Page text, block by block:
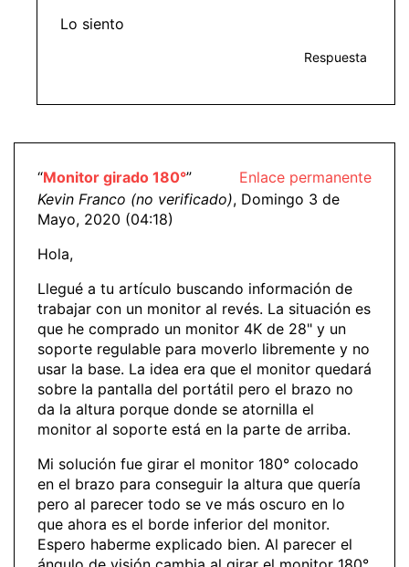
Lo siento
Respuesta
Enlace permanente
“Monitor girado 180°”
Kevin Franco (no verificado), Domingo 3 de
Mayo, 2020 (04:18)
Hola,
Llegué a tu artículo buscando información de
trabajar con un monitor al revés. La situación es
que he comprado un monitor 4K de 28" y un
soporte regulable para moverlo libremente y no
usar la base. La idea era que el monitor quedará
sobre la pantalla del portátil pero el brazo no
da la altura porque donde se atornilla el
monitor al soporte está en la parte de arriba.
Mi solución fue girar el monitor 180° colocado
en el brazo para conseguir la altura que quería
pero al parecer todo se ve más oscuro en lo
que ahora es el borde inferior del monitor.
Espero haberme explicado bien. Al parecer el